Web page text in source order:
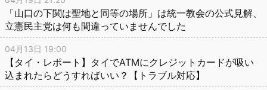
「山口の下関は聖地と同等の場所」は統一教会の公式見解、
立憲民主党は何も間違っていませんでした
04月13日 19:00
【タイ・レポート】タイでATMにクレジットカードが吸い
込まれたらどうすればいい？【トラブル対応】